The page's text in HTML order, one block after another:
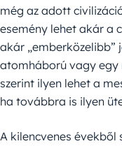
még az adott
esemény lehet akár a
akár „emberközelibb”
atomháború vagy
szerint ilyen lehet a
ha továbbra is ilyen
A kilencvenes évekből